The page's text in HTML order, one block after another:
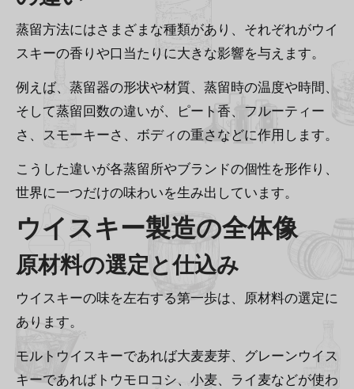
蒸留方法にはさまざまな種類があり、それぞれがウイ
スキーの香りや口当たりに大きな影響を与えます。
例えば、蒸留器の形状や材質、蒸留時の温度や時間、
そして蒸留回数の違いが、ピート香、フルーティー
さ、スモーキーさ、ボディの重さなどに作用します。
こうした違いが各蒸留所やブランドの個性を形作り、
世界に一つだけの味わいを生み出しています。
ウイスキー製造の全体像
原材料の選定と仕込み
ウイスキーの味を左右する第一歩は、原材料の選定に
あります。
モルトウイスキーであれば大麦麦芽、グレーンウイス
キーであればトウモロコシ、小麦、ライ麦などが使わ